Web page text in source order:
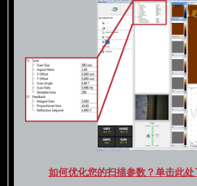
如何优化您的扫描参数？单击此处